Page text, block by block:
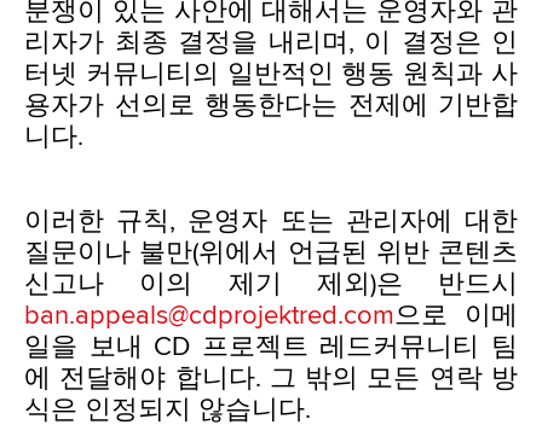
분쟁이 있는 사안에 대해서는 운영자와 관
리자가 최종 결정을 내리며, 이 결정은 인
터넷 커뮤니티의 일반적인 행동 원칙과 사
용자가 선의로 행동한다는 전제에 기반합
니다.
이러한 규칙, 운영자 또는 관리자에 대한
질문이나 불만(위에서 언급된 위반 콘텐츠
신고나 이의 제기 제외)은 반드시
ban.appeals@cdprojektred.com으로 이메
일을 보내 CD 프로젝트 레드커뮤니티 팀
에 전달해야 합니다. 그 밖의 모든 연락 방
식은 인정되지 않습니다.